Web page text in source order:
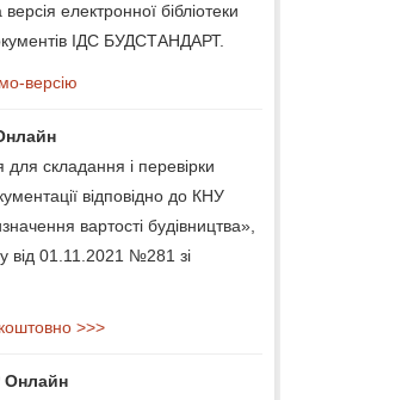
електронної бібліотеки
ІДС БУДСТАНДАРТ.
версію
складання і перевірки
відповідно до КНУ
вартості будівництва»,
від 01.11.2021 №281 зі
>>>